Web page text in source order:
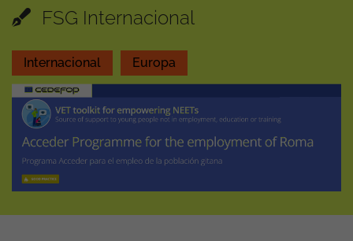
FSG Internacional
Internacional Europa